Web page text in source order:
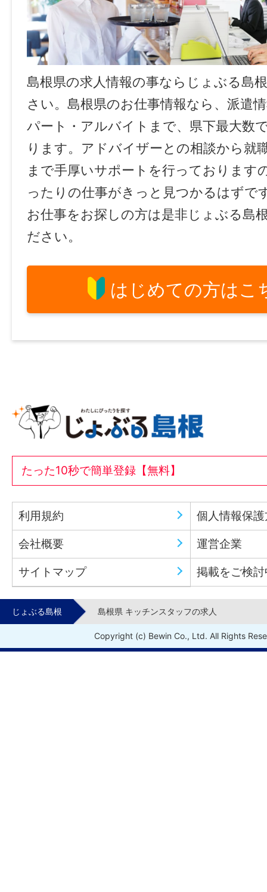
島根県の求人情報の事ならじょぶる島
さい。島根県のお仕事情報なら、派遣
パート・アルバイトまで、県下最大数
ります。アドバイザーとの相談から就
まで手厚いサポートを行っております
ったりの仕事がきっと見つかるはずで
お仕事をお探しの方は是非じょぶる島
ださい。
はじめての方はこ
たった10秒で簡単登録【無料】
利用規約 個人情報保
会社概要 運営企業
サイトマップ 掲載をご検
じょぶる島根 島根県 キッチンスタッフの求人
Copyright (c) Bewin Co., Ltd. All Rights